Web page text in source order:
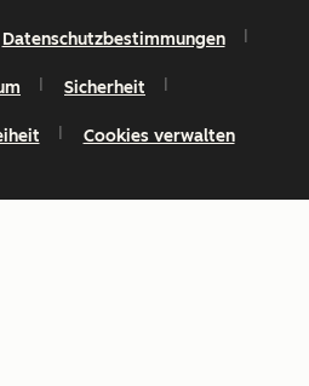
Datenschutzbestimmungen
Sicherheit
Cookies verwalten